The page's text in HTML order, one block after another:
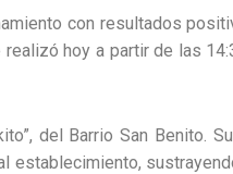
con resultados
hoy a partir de las
del Barrio San Benito.
establecimiento,